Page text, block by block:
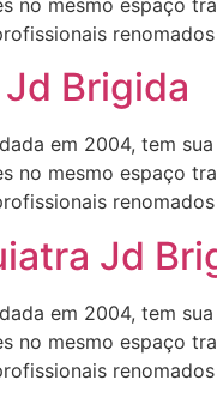
Brigida
em 2004, tem
no mesmo espaço
Jd
em 2004, tem
no mesmo espaço